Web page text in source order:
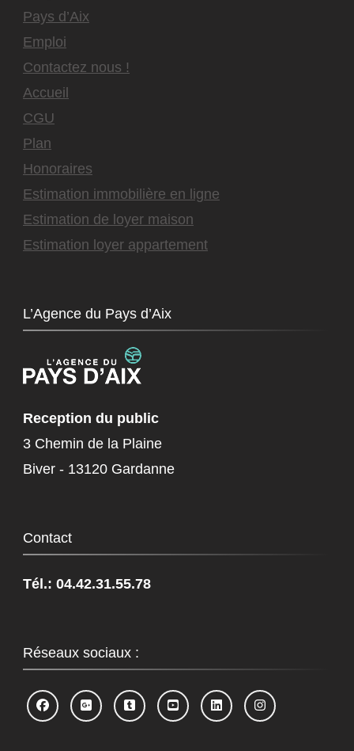
Pays d’Aix
Emploi
Contactez nous !
Accueil
CGU
Plan
Honoraires
Estimation immobilière en ligne
Estimation de loyer maison
Estimation loyer appartement
L’Agence du Pays d’Aix
Reception du public
3 Chemin de la Plaine
Biver - 13120 Gardanne
Contact
Tél.: 04.42.31.55.78
Réseaux sociaux :